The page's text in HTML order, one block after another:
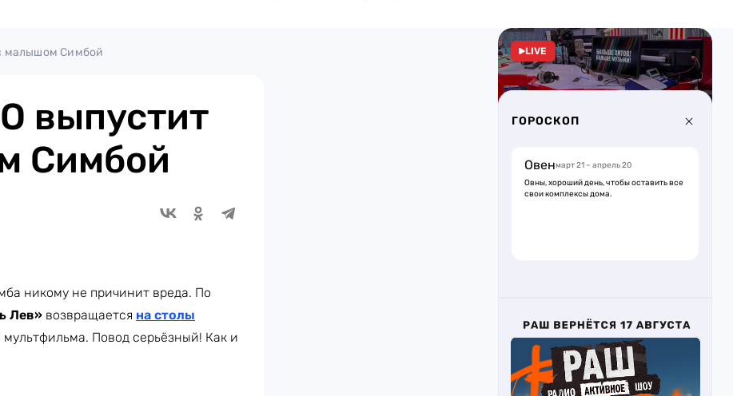
малышом Симбой
выпустит
Симбой
никому не причинит вреда. По
Лев» возвращается на столы
Повод серьёзный! Как и
LIVE
ГОРОСКОП
Овенмарт 21 – апрель 20
Овны, хороший день, чтобы оставить все
свои комплексы дома.